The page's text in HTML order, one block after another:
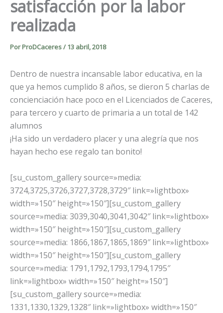
satisfacción por la labor
realizada
PorProDCaceres/ 13 abril, 2018
Dentro de nuestra incansable labor educativa, en la
que ya hemos cumplido 8 años, se dieron 5 charlas de
concienciación hace poco en el Licenciados de Caceres,
para tercero y cuarto de primaria a un total de 142
alumnos
¡Ha sido un verdadero placer y una alegría que nos
hayan hecho ese regalo tan bonito!
[su_custom_gallery source=»media:
3724,3725,3726,3727,3728,3729″ link=»lightbox»
width=»150″ height=»150″][su_custom_gallery
source=»media: 3039,3040,3041,3042″ link=»lightbox»
width=»150″ height=»150″][su_custom_gallery
source=»media: 1866,1867,1865,1869″ link=»lightbox»
width=»150″ height=»150″][su_custom_gallery
source=»media: 1791,1792,1793,1794,1795″
link=»lightbox» width=»150″ height=»150″]
[su_custom_gallery source=»media:
1331,1330,1329,1328″ link=»lightbox» width=»150″